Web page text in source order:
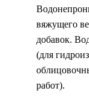
вяжущего
добавок.
(для
работ).